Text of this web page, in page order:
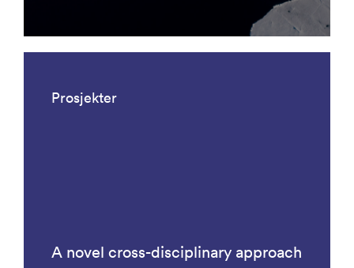
Prosjekter
A novel cross-disciplinary approach